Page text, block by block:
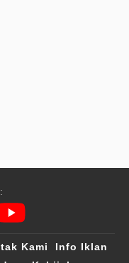
Kami
Info Iklan